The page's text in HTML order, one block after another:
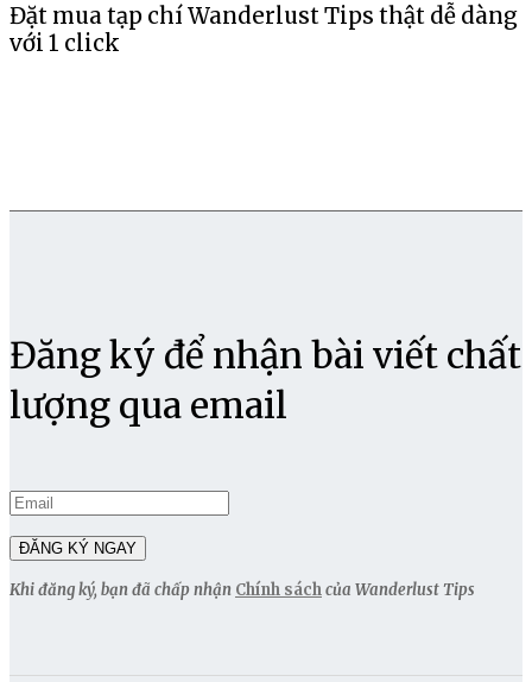
Đặt mua tạp chí Wanderlust Tips thật dễ dàng
với 1 click
Đăng ký để nhận bài viết chất
lượng qua email
Khi đăng ký, bạn đã chấp nhận Chính sáchcủa Wanderlust Tips